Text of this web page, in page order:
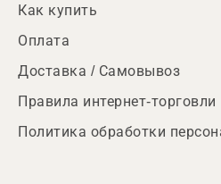
Как купить
Оплата
Доставка / Самовывоз
Правила интернет-торговли
Политика обработки